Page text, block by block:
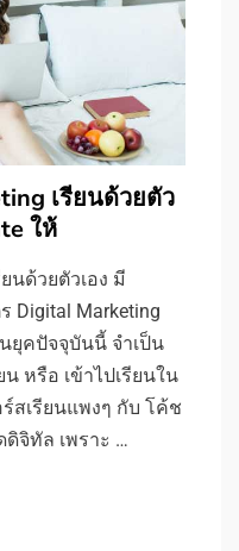
เรียนด้วยตัว
ให้
นด้วยตัวเอง มี
Digital Marketing
ยุคปัจจุบันนี้ จำเป็น
หรือ เข้าไปเรียนใน
สเรียนแพงๆ กับ โค้ช
จิทัล เพราะ …